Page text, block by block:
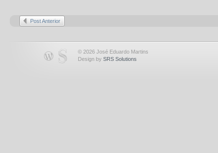
Post Anterior
© 2026 José Eduardo Martins
Design by SRS Solutions